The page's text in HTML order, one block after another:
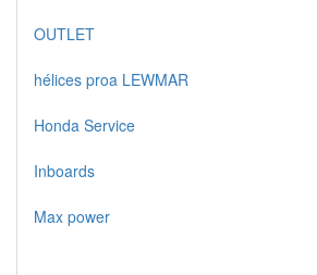
OUTLET
hélices proa LEWMAR
Honda Service
Inboards
Max power